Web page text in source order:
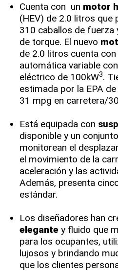
Cuenta con un motor
(HEV) de 2.0 litros que
310 caballos de fuerza
de torque. El nuevo
de 2.0 litros cuenta
automática variable
eléctrico de 100kW3.
estimada por la EPA
31 mpg en carretera/
Está equipada con
disponible y un
monitorean el
el movimiento de la
aceleración y las
Además, presenta
estándar.
Los diseñadores han
elegante y fluido que
para los ocupantes,
lujosos y brindando
que los clientes